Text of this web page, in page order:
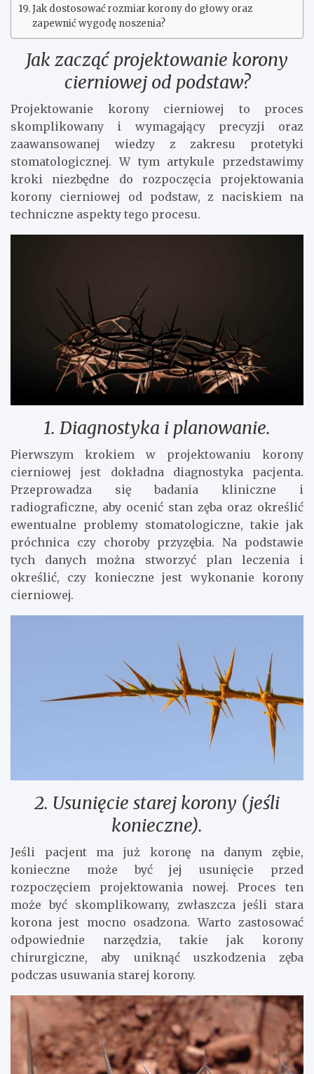
Jak dostosować rozmiar korony do głowy oraz
zapewnić wygodę noszenia?
Jak zacząć projektowanie korony
cierniowej od podstaw?
Projektowanie korony cierniowej to proces
skomplikowany i wymagający precyzji oraz
zaawansowanej wiedzy z zakresu protetyki
stomatologicznej. W tym artykule przedstawimy
kroki niezbędne do rozpoczęcia projektowania
korony cierniowej od podstaw, z naciskiem na
techniczne aspekty tego procesu.
1. Diagnostyka i planowanie.
Pierwszym krokiem w projektowaniu korony
cierniowej jest dokładna diagnostyka pacjenta.
Przeprowadza się badania kliniczne i
radiograficzne, aby ocenić stan zęba oraz określić
ewentualne problemy stomatologiczne, takie jak
próchnica czy choroby przyzębia. Na podstawie
tych danych można stworzyć plan leczenia i
określić, czy konieczne jest wykonanie korony
cierniowej.
2. Usunięcie starej korony (jeśli
konieczne).
Jeśli pacjent ma już koronę na danym zębie,
konieczne może być jej usunięcie przed
rozpoczęciem projektowania nowej. Proces ten
może być skomplikowany, zwłaszcza jeśli stara
korona jest mocno osadzona. Warto zastosować
odpowiednie narzędzia, takie jak korony
chirurgiczne, aby uniknąć uszkodzenia zęba
podczas usuwania starej korony.